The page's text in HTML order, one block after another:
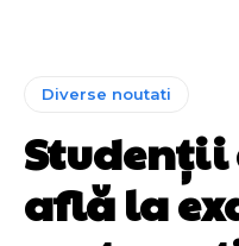
Diverse noutati
Studenții
află la